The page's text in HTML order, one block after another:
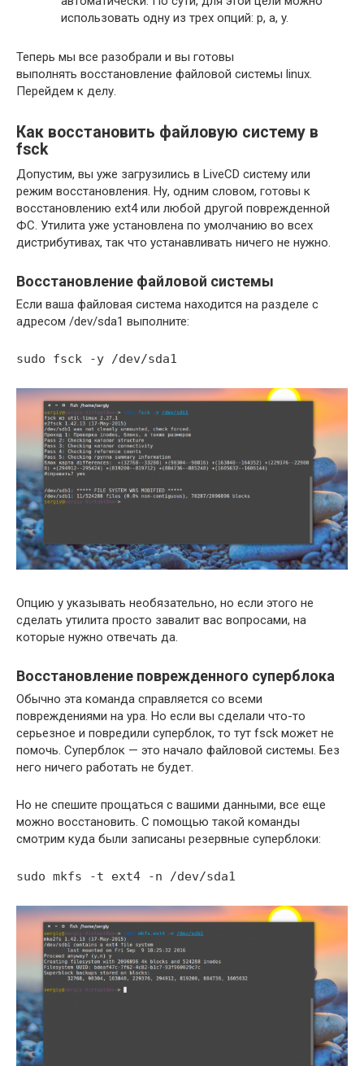
использовать одну из трех опций: p, a, y.
Теперь мы все разобрали и вы готовы
выполнять восстановление файловой системы linux.
Перейдем к делу.
Как восстановить файловую систему в
fsck
Допустим, вы уже загрузились в LiveCD систему или
режим восстановления. Ну, одним словом, готовы к
восстановлению ext4 или любой другой поврежденной
ФС. Утилита уже установлена по умолчанию во всех
дистрибутивах, так что устанавливать ничего не нужно.
Восстановление файловой системы
Если ваша файловая система находится на разделе с
адресом /dev/sda1 выполните:
sudo fsck -y /dev/sda1
Опцию y указывать необязательно, но если этого не
сделать утилита просто завалит вас вопросами, на
которые нужно отвечать да.
Восстановление поврежденного суперблока
Обычно эта команда справляется со всеми
повреждениями на ура. Но если вы сделали что-то
серьезное и повредили суперблок, то тут fsck может не
помочь. Суперблок — это начало файловой системы. Без
него ничего работать не будет.
Но не спешите прощаться с вашими данными, все еще
можно восстановить. С помощью такой команды
смотрим куда были записаны резервные суперблоки:
sudo mkfs -t ext4 -n /dev/sda1